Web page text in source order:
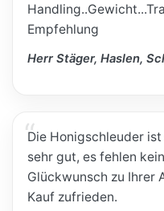
Empfehlung
Herr Stäger, Haslen,
Die Honigschleuder
sehr gut, es fehlen
Glückwunsch zu Ihrer
Kauf zufrieden.